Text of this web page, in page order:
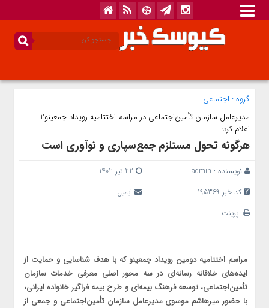
گروه : اجتماعی
مدیرعامل سازمان تأمین‌اجتماعی در مراسم اختتامیه رویداد جمعینو2
اعلام کرد:
هرگونه تحول مستلزم جمع‌سپاری و نوآوری است
نویسنده : admin
کد خبر 195369
ایمیل
پرینت
مراسم اختتامیه دومین رویداد جمعینو که با هدف شناسایی و حمایت از
ایده‌های خلاقانه رسانه‌ای در سه محور اصلی معرفی خدمات سازمان
تأمین‌اجتماعی، توسعه فرهنگ بیمه‌ای و طرح بیمه فراگیر خانواده ایرانی،
با حضور میرهاشم موسوی مدیرعامل سازمان تأمین‌اجتماعی و جمعی از